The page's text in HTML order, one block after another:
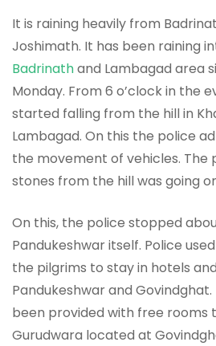
It is raining heavily from
Joshimath. It has been raining
Badrinathand Lambagad area
Monday. From 6 o’clock in the
started falling from the hill in
Lambagad. On this the police
the movement of vehicles. The
stones from the hill was going
On this, the police stopped
Pandukeshwar itself. Police
the pilgrims to stay in hotels
Pandukeshwar and
been provided with free rooms
Gurudwara located at